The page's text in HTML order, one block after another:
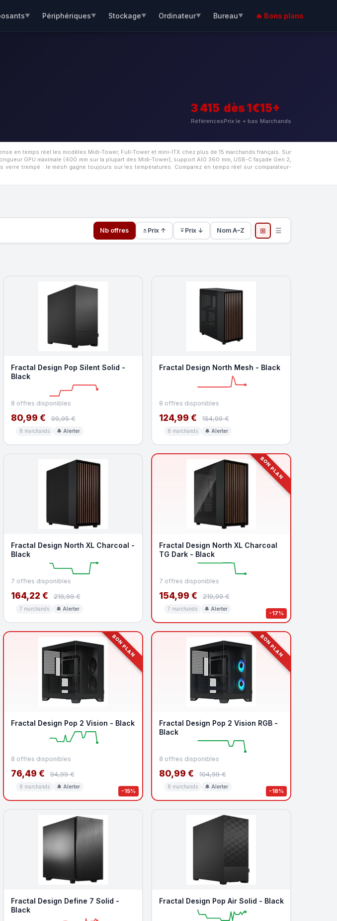
▼ Périphériques▼ Stockage▼ Ordinateur▼ Bureau▼ 🔥 Bons plans
3 415
Références
dès 1€
Prix le + bas
15+
Marchands
en temps réel les modèles Midi-Tower, Full-Tower et mini-ITX chez plus de 15 marchands français. Sur
GPU maximale (400 mm sur la plupart des Midi-Tower), support AIO 360 mm, USB-C façade Gen 2,
trempé : le mesh gagne toujours sur les températures. Comparez en temps réel sur comparateur-
Nb offres Prix ↑ Prix ↓ Nom A–Z ⊞ ☰
Fractal Design Pop Silent Solid -
Black
8 offres disponibles
80,99 € 99,95 €
8 marchands 🔔 Alerter
Fractal Design North Mesh - Black
8 offres disponibles
124,99 € 154,99 €
8 marchands 🔔 Alerter
Fractal Design North XL Charcoal -
Black
7 offres disponibles
164,22 € 219,99 €
7 marchands 🔔 Alerter
BON PLAN
-17%
Fractal Design North XL Charcoal
TG Dark - Black
7 offres disponibles
154,99 € 219,99 €
7 marchands 🔔 Alerter
BON PLAN
-15%
Fractal Design Pop 2 Vision - Black
8 offres disponibles
76,49 € 94,99 €
8 marchands 🔔 Alerter
BON PLAN
-18%
Fractal Design Pop 2 Vision RGB -
Black
8 offres disponibles
80,99 € 104,99 €
8 marchands 🔔 Alerter
Fractal Design Define 7 Solid -
Black
Fractal Design Pop Air Solid - Black